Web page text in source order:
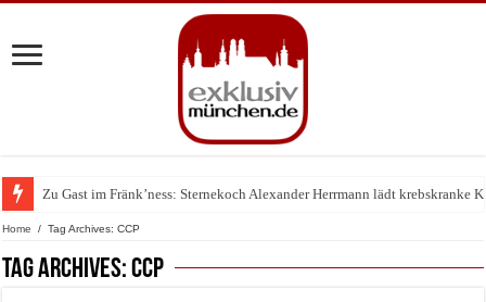
Zu Gast im Fränk’ness: Sternekoch Alexander Herrmann lädt krebskranke
Warum München gerade zum Treffpunkt der Lingerie-Branche wurde
Home / Tag Archives: CCP
Tag Archives:CCP